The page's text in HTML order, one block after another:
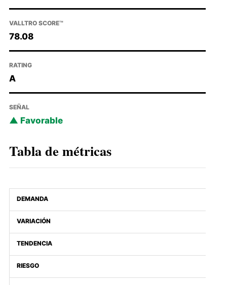
VALLTRO SCORE™
78.08
RATING
A
SEÑAL
Favorable
Tabla de métricas
DEMANDA
VARIACIÓN
TENDENCIA
RIESGO